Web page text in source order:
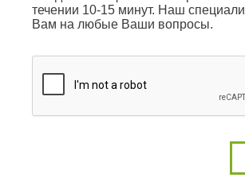
течении 10-15 минут. Наш
Вам на любые Ваши вопросы.